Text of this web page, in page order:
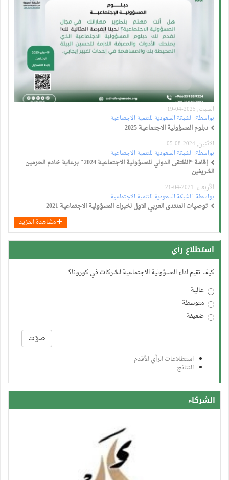
السبت, 2025-04-19
بواسطة:الشبكة السعودية للتنمية الاجتماعية
دبلوم المسؤولية الاجتماعية 2025
الاثنين, 2024-08-05
بواسطة:الشبكة السعودية للتنمية الاجتماعية
إقامة “المُلتقى الدولي للمسؤولية الاجتماعية 2024" برعاية خادم الحرمين
الشريفين
الأربعاء, 2021-04-21
بواسطة:الشبكة السعودية للتنمية الاجتماعية
توصيات المنتدى العربي الاول لخبراء المسؤولية الاجتماعية 2021
مشاهدة المزيد
استطلاع رأي
كيف تقيم اداء المسؤولية الاجتماعية للشركات في كورونا؟
عالية
متوسطة
ضعيفة
صوّت
استطلاعات الرأي الأقدم
النتائج
الشركاء